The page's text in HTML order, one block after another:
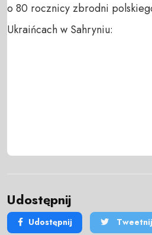
o 80 rocznicy zbrodni
Ukraińcach w Sahryniu:
Udostępnij
Udostępnij Tweetnij